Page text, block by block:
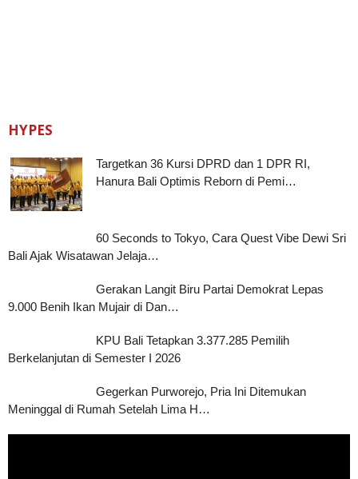
HYPES
Targetkan 36 Kursi DPRD dan 1 DPR RI,
Hanura Bali Optimis Reborn di Pemi…
60 Seconds to Tokyo, Cara Quest Vibe Dewi Sri
Bali Ajak Wisatawan Jelaja…
Gerakan Langit Biru Partai Demokrat Lepas
9.000 Benih Ikan Mujair di Dan…
KPU Bali Tetapkan 3.377.285 Pemilih
Berkelanjutan di Semester I 2026
Gegerkan Purworejo, Pria Ini Ditemukan
Meninggal di Rumah Setelah Lima H…